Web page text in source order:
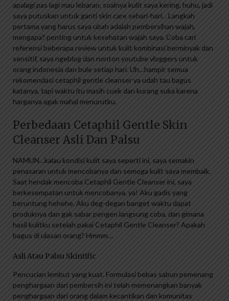
apalagi pas lagi mau lebaran, soalnya kulit saya kering, huhu, jadi
saya putuskan untuk ganti skin care sehari-hari. . Langkah
pertama yang harus saya ubah adalah pembersihan wajah,
mengapa? penting untuk kesehatan wajah saya. Coba cari
referensi beberapa review untuk kulit kombinasi berminyak dan
sensitif, saya ngeblog dan nonton youtube vloggers untuk
orang indonesia dan bule setiap hari. Uh…hampir semua
rekomendasi cetaphil gentle cleanser ya udah tau bagus
katanya, tapi waktu itu masih cuek dan kurang suka karena
harganya agak mahal menurutku.
Perbedaan Cetaphil Gentle Skin
Cleanser Asli Dan Palsu
NAMUN…kalau kondisi kulit saya seperti ini, saya semakin
penasaran untuk mencobanya dan semoga kulit saya membaik.
Saat hendak mencoba Cetaphil Gentle Cleanser ini, saya
berkesempatan untuk mencobanya, ya! Aku gadis yang
beruntung hehehe. Aku deg-degan banget waktu dapat
produknya dan gak sabar pengen langsung coba, dan gimana
hasil kulitku setelah pakai Cetaphil Gentle Cleanser? Apakah
bagus di ulasan orang? Hmmm…
Asli Atau Palsu Skintific
Pencucian lembut yang kuat. Formulasi bebas sabun pemenang
penghargaan dari pembersih ini telah memenangkan banyak
penghargaan dari orang dalam kecantikan dan komunitas